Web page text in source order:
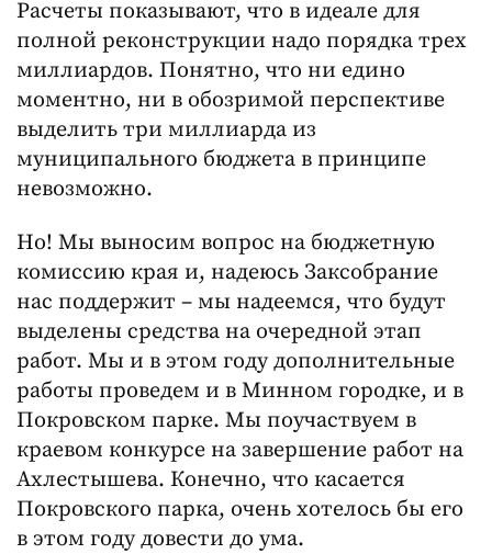
Расчеты показывают, что в идеале для
полной реконструкции надо порядка трех
миллиардов. Понятно, что ни едино
моментно, ни в обозримой перспективе
выделить три миллиарда из
муниципального бюджета в принципе
невозможно.
Но! Мы выносим вопрос на бюджетную
комиссию края и, надеюсь Заксобрание
нас поддержит – мы надеемся, что будут
выделены средства на очередной этап
работ. Мы и в этом году дополнительные
работы проведем и в Минном городке, и в
Покровском парке. Мы поучаствуем в
краевом конкурсе на завершение работ на
Ахлестышева. Конечно, что касается
Покровского парка, очень хотелось бы его
в этом году довести до ума.